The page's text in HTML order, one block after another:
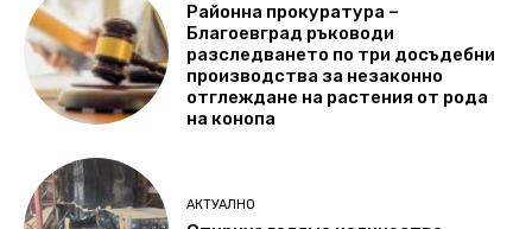
Районна прокуратура –
Благоевград ръководи
разследването по три досъдебни
производства за незаконно
отглеждане на растения от рода
на конопа
АКТУАЛНО